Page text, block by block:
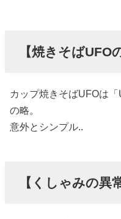
【焼きそばUFO
カップ焼きそばUFOは
の略。
意外とシンプル..
【くしゃみの異